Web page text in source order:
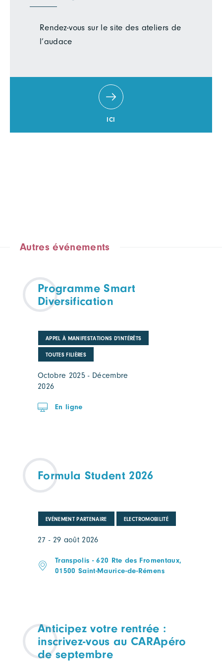
Rendez-vous sur le site des ateliers de
l’audace
ICI
Autres événements
Programme Smart
Diversification
APPEL À MANIFESTATIONS D'INTÉRÊTS
TOUTES FILIÈRES
Octobre 2025 - Décembre
2026
En ligne
Formula Student 2026
EVÉNEMENT PARTENAIRE ELECTROMOBILITÉ
27 - 29 août 2026
Transpolis - 620 Rte des Fromentaux,
01500 Saint-Maurice-de-Rémens
Anticipez votre rentrée :
inscrivez-vous au CARApéro
de septembre